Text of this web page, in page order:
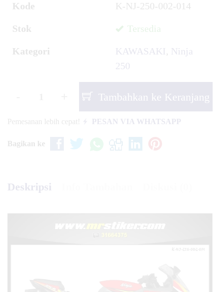
Kode K-NJ-250-002-014
Stok Tersedia
Kategori KAWASAKI , Ninja
250
Tambahkan ke Keranjang
Pemesanan lebih cepat! PESAN VIA WHATSAPP
Bagikan ke
Deskripsi